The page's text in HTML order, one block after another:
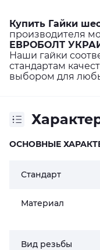
Купить Гайки
производителя
ЕВРОБОЛТ
Наши гайки
стандартам
выбором для
ОСНОВНЫЕ
Стандарт
Материал
Вид резьбы